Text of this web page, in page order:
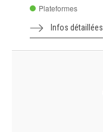
Plateformes
Infos détaillées